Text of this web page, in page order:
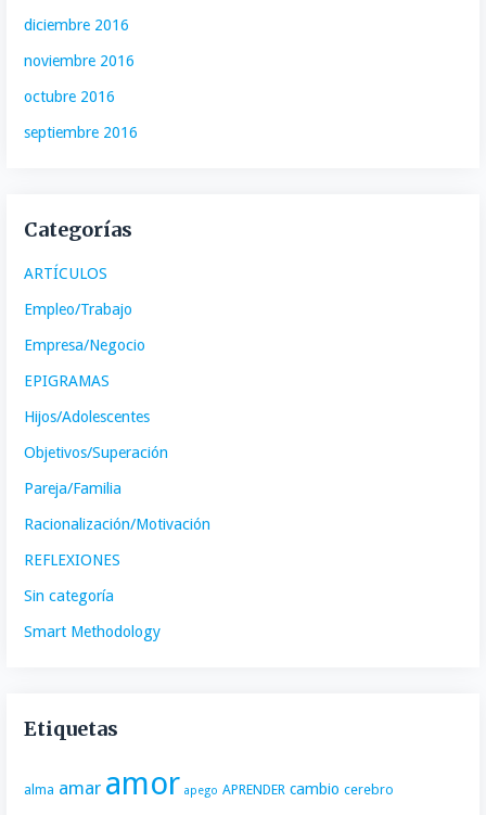
diciembre 2016
noviembre 2016
octubre 2016
septiembre 2016
Categorías
ARTÍCULOS
Empleo/Trabajo
Empresa/Negocio
EPIGRAMAS
Hijos/Adolescentes
Objetivos/Superación
Pareja/Familia
Racionalización/Motivación
REFLEXIONES
Sin categoría
Smart Methodology
Etiquetas
alma amar amor apego APRENDER cambio cerebro